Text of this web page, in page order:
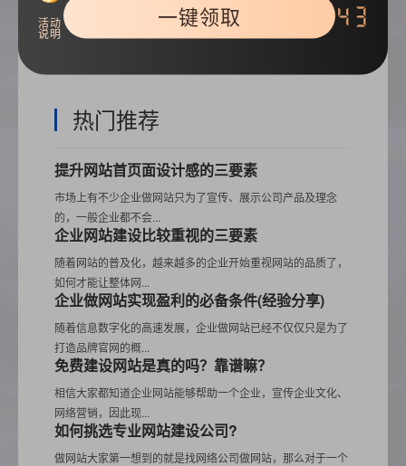
热门推荐
提升网站首页面设计感的三要素
市场上有不少企业做网站只为了宣传、展示公司产品及理念
的，一般企业都不会...
企业网站建设比较重视的三要素
随着网站的普及化，越来越多的企业开始重视网站的品质了，
如何才能让整体网...
企业做网站实现盈利的必备条件(经验分享)
随着信息数字化的高速发展，企业做网站已经不仅仅只是为了
打造品牌官网的概...
免费建设网站是真的吗？靠谱嘛？
相信大家都知道企业网站能够帮助一个企业，宣传企业文化、
网络营销，因此现...
如何挑选专业网站建设公司?
做网站大家第一想到的就是找网络公司做网站，那么对于一个
活动
说明
一键领取 42